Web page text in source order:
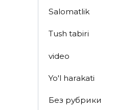
Salomatlik
Tush tabiri
video
Yo'l harakati
Без рубрики